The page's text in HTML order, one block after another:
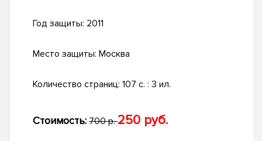
Год защиты: 2011
Место защиты: Москва
Количество страниц: 107 с. : 3 ил.
Стоимость: 700 р.250 руб.